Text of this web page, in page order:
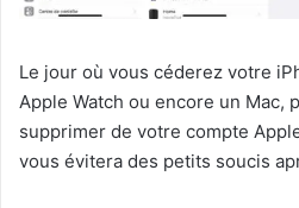
Le jour où vous céderez votre
Apple Watch ou encore un Mac,
supprimer de votre compte
vous évitera des petits soucis